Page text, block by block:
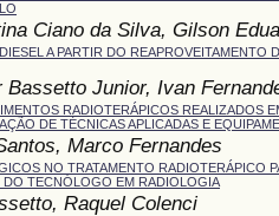
Ciano da Silva, Gilson
A PARTIR DO REAPROVEITAMENTO
Bassetto Junior, Ivan
RADIOTERÁPICOS REALIZADOS
DE TÉCNICAS APLICADAS E
Marco Fernandes
NO TRATAMENTO RADIOTERÁPICO
DO TECNÓLOGO EM RADIOLOGIA
Raquel Colenci